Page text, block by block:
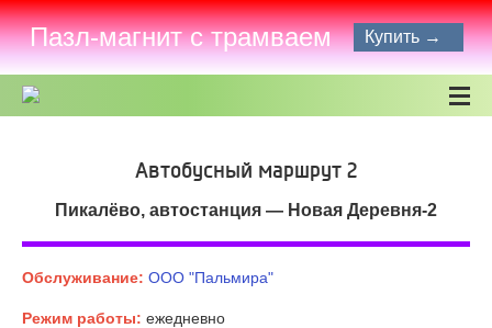
Пазл-магнит с трамваем Купить →
Автобусный маршрут 2
Пикалёво, автостанция — Новая Деревня-2
Обслуживание: ООО "Пальмира"
Режим работы: ежедневно